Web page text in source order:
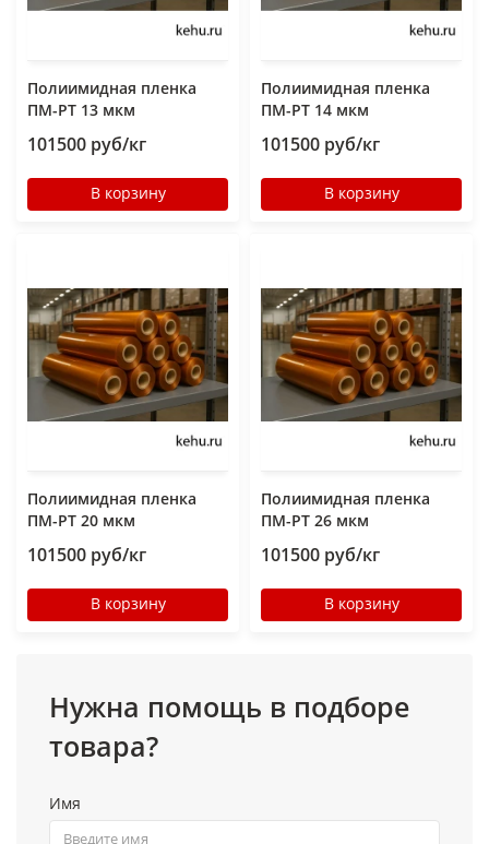
Полиимидная пленка
ПМ-РТ 13 мкм
101500 руб/кг
В корзину
Полиимидная пленка
ПМ-РТ 14 мкм
101500 руб/кг
В корзину
Полиимидная пленка
ПМ-РТ 20 мкм
101500 руб/кг
В корзину
Полиимидная пленка
ПМ-РТ 26 мкм
101500 руб/кг
В корзину
Нужна помощь в подборе
товара?
Имя